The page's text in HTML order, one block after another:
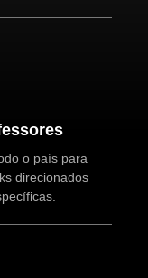
o país para
direcionados